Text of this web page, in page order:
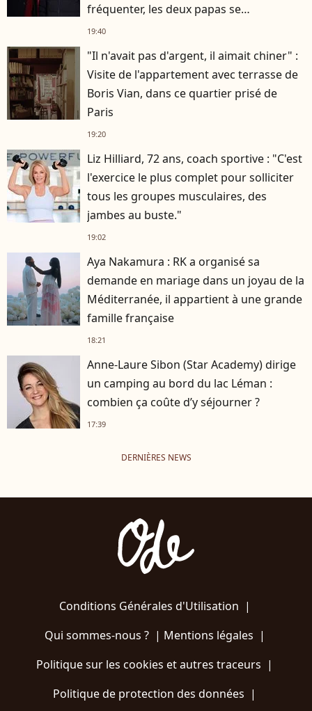
fréquenter, les deux papas se
connaissaient depuis des années
19:40
"Il n'avait pas d'argent, il aimait chiner" :
Visite de l'appartement avec terrasse de
Boris Vian, dans ce quartier prisé de
Paris
19:20
Liz Hilliard, 72 ans, coach sportive : "C'est
l'exercice le plus complet pour solliciter
tous les groupes musculaires, des
jambes au buste."
19:02
Aya Nakamura : RK a organisé sa
demande en mariage dans un joyau de la
Méditerranée, il appartient à une grande
famille française
18:21
Anne-Laure Sibon (Star Academy) dirige
un camping au bord du lac Léman :
combien ça coûte d’y séjourner ?
17:39
DERNIÈRES NEWS
Conditions Générales d'Utilisation |
Qui sommes-nous ?| Mentions légales |
Politique sur les cookies et autres traceurs |
Politique de protection des données |